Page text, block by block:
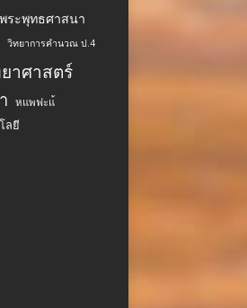
พระพุทธศาสนา
วิทยาการคำนวณ ป.4
าศาสตร์
หแพฟะแ้
ลยี